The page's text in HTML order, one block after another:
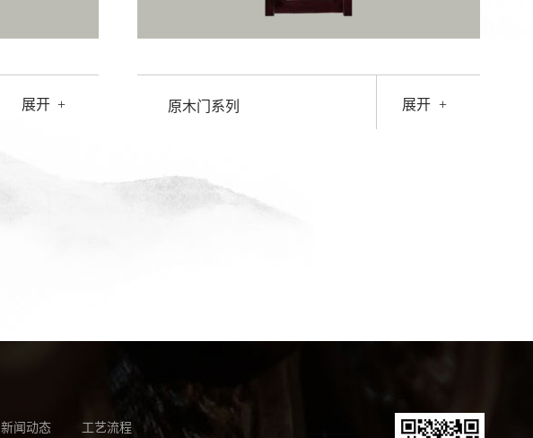
展开 + 原木门系列 展开 +
新闻动态 工艺流程